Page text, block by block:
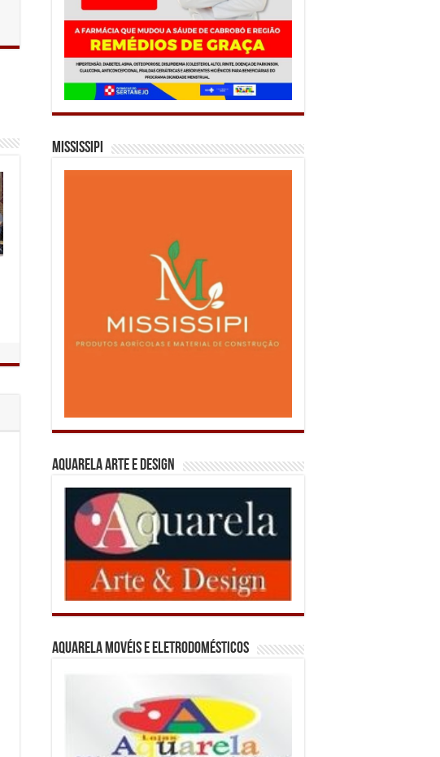
Mississipi
Aquarela Arte e Design
Aquarela Movéis e Eletrodomésticos